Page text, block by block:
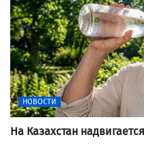
НОВОСТИ
На Казахстан